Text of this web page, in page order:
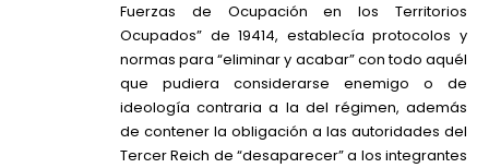
Fuerzas de Ocupación en los Territorios
Ocupados” de 19414, establecía protocolos y
normas para “eliminar y acabar” con todo aquél
que pudiera considerarse enemigo o de
ideología contraria a la del régimen, además
de contener la obligación a las autoridades del
Tercer Reich de “desaparecer” a los integrantes